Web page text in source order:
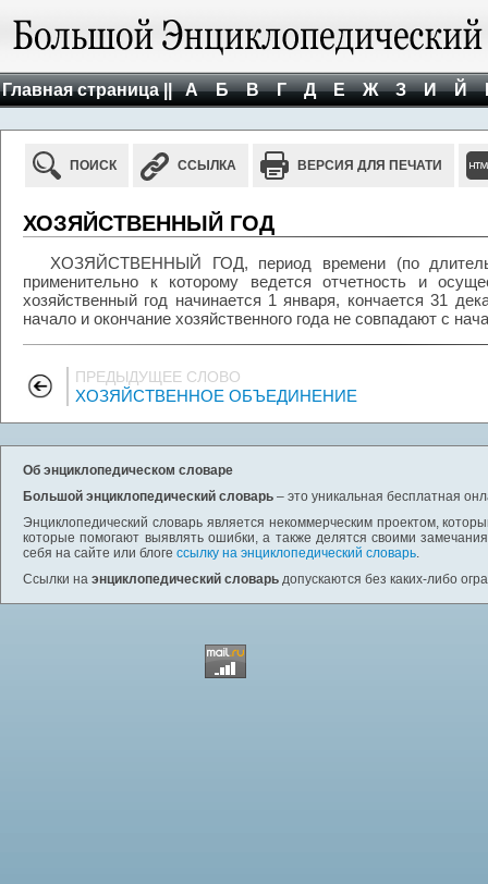
Главная страница || А Б В Г Д Е Ж З И Й
ПОИСК ССЫЛКА ВЕРСИЯ ДЛЯ ПЕЧАТИ
ХОЗЯЙСТВЕННЫЙ ГОД
ХОЗЯЙСТВЕННЫЙ ГОД, период времени (по
применительно к которому ведется отчетность и
хозяйственный год начинается 1 января, кончается 31
начало и окончание хозяйственного года не совпадают с
ПРЕДЫДУЩЕЕ СЛОВО
ХОЗЯЙСТВЕННОЕ ОБЪЕДИНЕНИЕ
Об энциклопедическом словаре
Большой энциклопедический словарь – это уникальная бесплатная
Энциклопедический словарь является некоммерческим проектом,
которые помогают выявлять ошибки, а также делятся своими
себя на сайте или блоге ссылку на энциклопедический словарь.
Ссылки на энциклопедический словарь допускаются без каких-либо